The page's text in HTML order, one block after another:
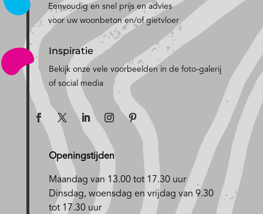
Eenvoudig en snel prijs en advies
voor uw woonbeton en/of gietvloer
Inspiratie
Bekijk onze vele voorbeelden in de foto-galerij
of social media
Openingstijden
Maandag van 13.00 tot 17.30 uur
Dinsdag, woensdag en vrijdag van 9.30
tot 17.30 uur